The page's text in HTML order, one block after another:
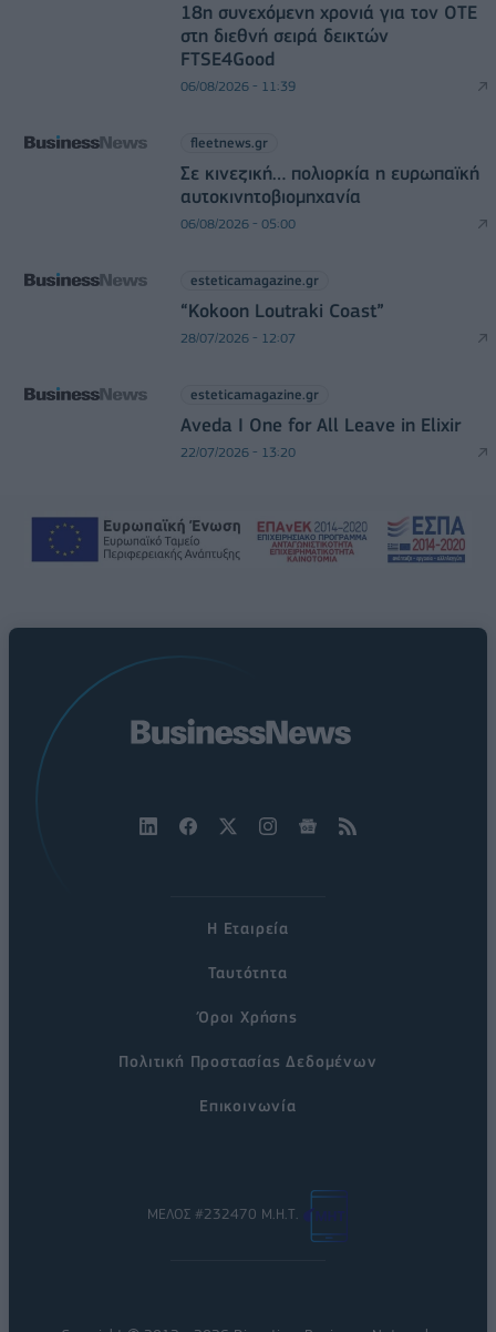
18η συνεχόμενη χρονιά για τον ΟΤΕ
στη διεθνή σειρά δεικτών
FTSE4Good
06/08/2026 - 11:39
fleetnews.gr
Σε κινεζική… πολιορκία η ευρωπαϊκή
αυτοκινητοβιομηχανία
06/08/2026 - 05:00
esteticamagazine.gr
“Kokoon Loutraki Coast”
28/07/2026 - 12:07
esteticamagazine.gr
Aveda I One for All Leave in Elixir
22/07/2026 - 13:20
Η Εταιρεία
Ταυτότητα
Όροι Χρήσης
Πολιτική Προστασίας Δεδομένων
Επικοινωνία
ΜΕΛΟΣ #232470 Μ.Η.Τ.